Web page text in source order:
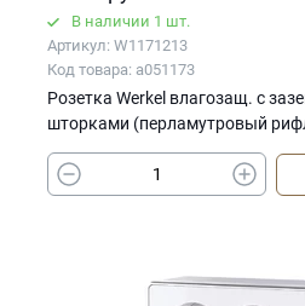
В наличии 1 шт.
Артикул: W1171213
Код товара: a051173
Розетка Werkel влагозащ. с
шторками (перламутровый